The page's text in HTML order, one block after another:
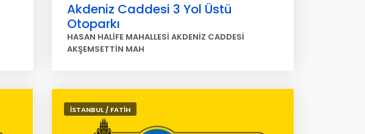
Akdeniz Caddesi 3 Yol Üstü
Otoparkı
HASAN HALİFE MAHALLESİ AKDENİZ CADDESİ
AKŞEMSETTİN MAH
İSTANBUL / FATİH